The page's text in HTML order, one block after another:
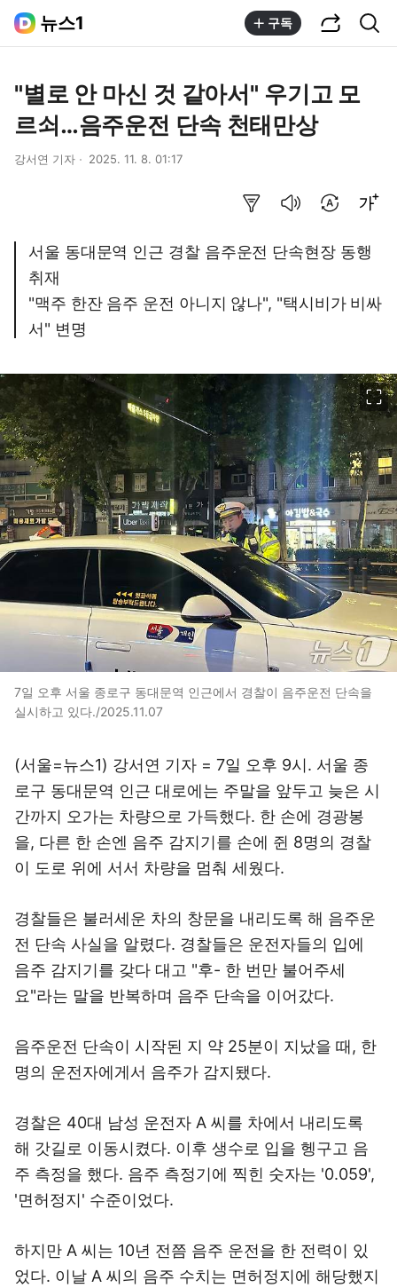
뉴스1 구독
"별로 안 마신 것 같아서" 우기고 모
르쇠…음주운전 단속 천태만상
강서연 기자 2025. 11. 8. 01:17
서울 동대문역 인근 경찰 음주운전 단속현장 동행
취재
"맥주 한잔 음주 운전 아니지 않나", "택시비가 비싸
서" 변명
7일 오후 서울 종로구 동대문역 인근에서 경찰이 음주운전 단속을
실시하고 있다./2025.11.07
(서울=뉴스1) 강서연 기자 = 7일 오후 9시. 서울 종
로구 동대문역 인근 대로에는 주말을 앞두고 늦은 시
간까지 오가는 차량으로 가득했다. 한 손에 경광봉
을, 다른 한 손엔 음주 감지기를 손에 쥔 8명의 경찰
이 도로 위에 서서 차량을 멈춰 세웠다.
경찰들은 불러세운 차의 창문을 내리도록 해 음주운
전 단속 사실을 알렸다. 경찰들은 운전자들의 입에
음주 감지기를 갖다 대고 "후- 한 번만 불어주세
요"라는 말을 반복하며 음주 단속을 이어갔다.
음주운전 단속이 시작된 지 약 25분이 지났을 때, 한
명의 운전자에게서 음주가 감지됐다.
경찰은 40대 남성 운전자 A 씨를 차에서 내리도록
해 갓길로 이동시켰다. 이후 생수로 입을 헹구고 음
주 측정을 했다. 음주 측정기에 찍힌 숫자는 '0.059',
'면허정지' 수준이었다.
하지만 A 씨는 10년 전쯤 음주 운전을 한 전력이 있
었다. 이날 A 씨의 음주 수치는 면허정지에 해당했지